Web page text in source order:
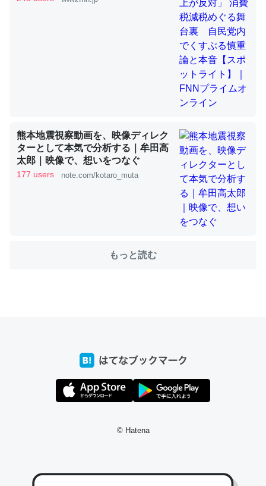
─ニュース :: 【研究発表】昆虫学の大問題＝「昆虫はなぜ海にいな
ちぼちRingも置こうかと画策中。あと、Googleマップで
位置情報を共有してる。電池残量や充電中かが分かるので
これ見て生きてるなって分かる。
─たまにLINEするくらいだった遠方の父67歳と僕。ITツール導入で
コミュニケーションが劇的に変化した｜tayorini by LIFULL介護
ちょうど同じ理由でEcho Show 8を設定中でした。Prime
─たまにLINEするくらいだった遠方の父67歳と僕。ITツール導入で
熊本地震視察動画を、映像ディレク
ターとして本気で分析する｜牟田高
太郎｜映像で、想いをつなぐ
177 users note.com/kotaro_muta
もっと読む
© Hatena